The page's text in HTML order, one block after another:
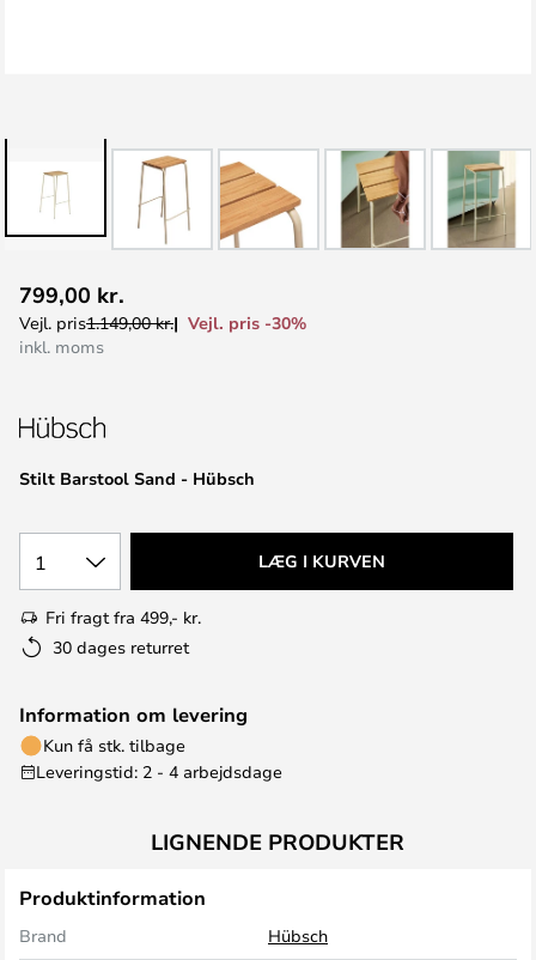
til
starten
Stilt Barstool Sand - Hübsch
799,00 kr.
Vejl. pris1.149,00 kr.
Vejl. pris -30%
inkl. moms
1 LÆG I KURVEN
Fri fragt fra 499,- kr.
30 dages returret
Information om levering
Kun få stk. tilbage
Leveringstid: 2 - 4 arbejdsdage
LIGNENDE PRODUKTER
Produktinformation
Brand
Hübsch